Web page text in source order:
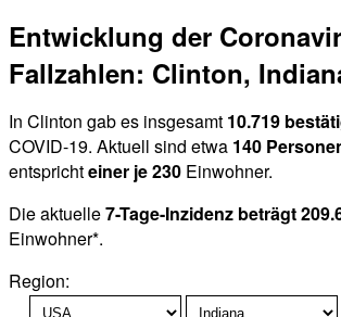
Entwicklung der
Fallzahlen: Clinton,
In Clinton gab es insgesamt 10.719
COVID-19. Aktuell sind etwa 140
entsprichteiner je 230 Einwohner.
Die aktuelle7-Tage-Inzidenz beträgt
Einwohner*.
Region: